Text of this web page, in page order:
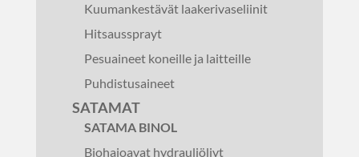
Kuumankestävät laakerivaseliinit
Hitsaussprayt
Pesuaineet koneille ja laitteille
Puhdistusaineet
SATAMAT
SATAMA BINOL
Biohajoavat hydrauliöljyt